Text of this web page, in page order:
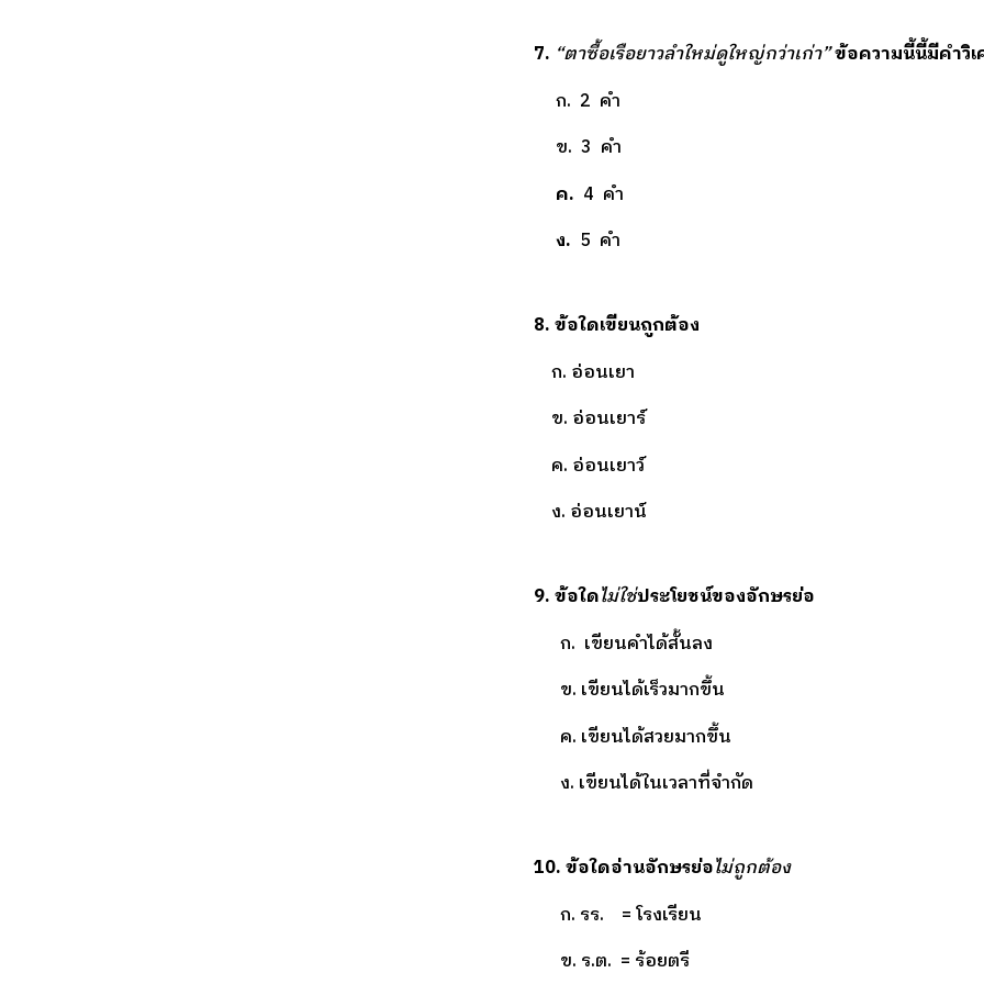
7. “ตาซื้อเรือยาวลำใหม่ดูใหญ่กว่าเก่า”ข้อความนี้นี้มีคำวิ
ก. 2 คำ
ข. 3 คำ
ค. 4 คำ
ง. 5 คำ
8.ข้อใดเขียนถูกต้อง
ก. อ่อนเยา
ข. อ่อนเยาร์
ค. อ่อนเยาว์
ง. อ่อนเยาน์
9.ข้อใดไม่ใช่ประโยชน์ของอักษรย่อ
ก. เขียนคำได้สั้นลง
ข. เขียนได้เร็วมากขึ้น
ค. เขียนได้สวยมากขึ้น
ง. เขียนได้ในเวลาที่จำกัด
10. ข้อใดอ่านอักษรย่อไม่ถูกต้อง
ก. รร. = โรงเรียน
ข. ร.ต. = ร้อยตรี